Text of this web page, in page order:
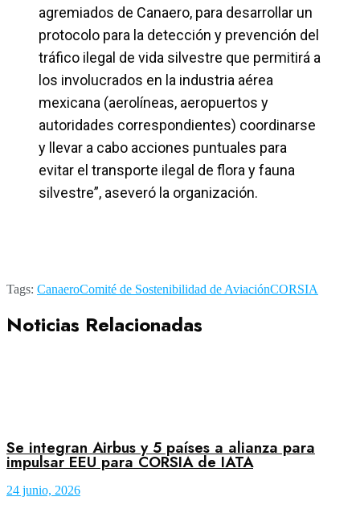
agremiados de Canaero, para desarrollar un
protocolo para la detección y prevención del
tráfico ilegal de vida silvestre que permitirá a
los involucrados en la industria aérea
mexicana (aerolíneas, aeropuertos y
autoridades correspondientes) coordinarse
y llevar a cabo acciones puntuales para
evitar el transporte ilegal de flora y fauna
silvestre”, aseveró la organización.
Tags: CanaeroComité de Sostenibilidad de AviaciónCORSIA
Noticias Relacionadas
Se integran Airbus y 5 países a alianza para
impulsar EEU para CORSIA de IATA
24 junio, 2026